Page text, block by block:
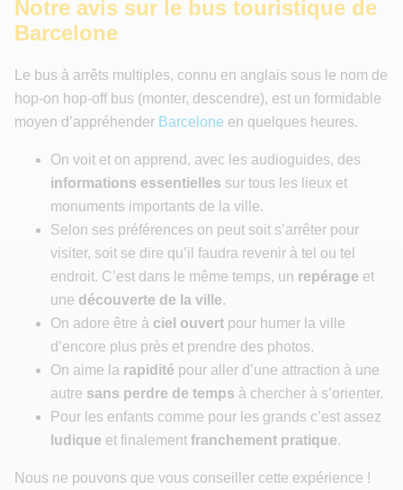
Notre avis sur le bus touristique de
Barcelone
Le bus à arrêts multiples, connu en anglais sous le nom de
hop-on hop-off bus (monter, descendre), est un formidable
moyen d’appréhender Barcelone en quelques heures.
On voit et on apprend, avec les audioguides, des
informations essentielles sur tous les lieux et
monuments importants de la ville.
Selon ses préférences on peut soit s’arrêter pour
visiter, soit se dire qu’il faudra revenir à tel ou tel
endroit. C’est dans le même temps, un repérage et
une découverte de la ville.
On adore être à ciel ouvert pour humer la ville
d’encore plus près et prendre des photos.
On aime la rapidité pour aller d’une attraction à une
autre sans perdre de temps à chercher à s’orienter.
Pour les enfants comme pour les grands c’est assez
ludique et finalement franchement pratique.
Nous ne pouvons que vous conseiller cette expérience !